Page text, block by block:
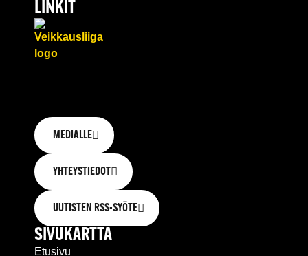
LINKIT
MEDIALLE
YHTEYSTIEDOT
UUTISTEN RSS-SYÖTE
SIVUKARTTA
Etusivu